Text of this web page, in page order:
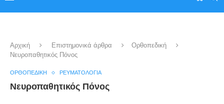
Αρχική Επιστημονικά άρθρα
Ορθοπεδική
Νευροπαθητικός Πόνος
ΟΡΘΟΠΕΔΙΚΉ ΡΕΥΜΑΤΟΛΟΓΊΑ
Νευροπαθητικός Πόνος